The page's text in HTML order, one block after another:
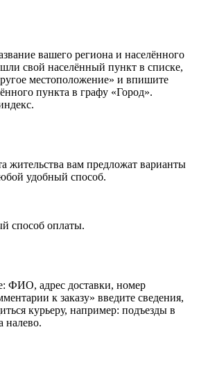
вашего региона и населённого
свой населённый пункт в списке,
местоположение» и впишите
пункта в графу «Город».
жительства вам предложат варианты
удобный способ.
способ оплаты.
ФИО, адрес доставки, номер
к заказу» введите сведения,
курьеру, например: подъезды в
налево.